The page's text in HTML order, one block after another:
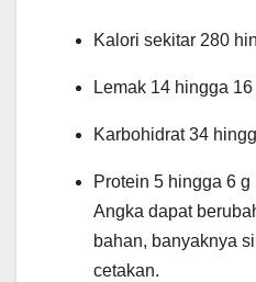
Kalori sekitar 280
Lemak 14 hingga 16
Karbohidrat 34
Protein 5 hingga 6 g
Angka dapat
bahan, banyaknya
cetakan.